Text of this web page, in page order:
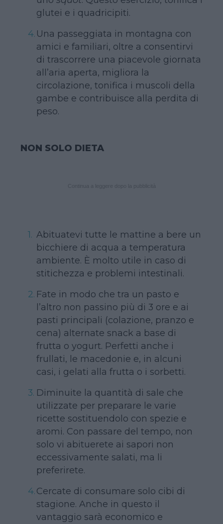
glutei e i quadricipiti.
Una passeggiata in montagna con
amici e familiari, oltre a consentirvi
di trascorrere una piacevole giornata
all’aria aperta, migliora la
circolazione, tonifica i muscoli della
gambe e contribuisce alla perdita di
peso.
NON SOLO DIETA
Abituatevi tutte le mattine a bere un
bicchiere di acqua a temperatura
ambiente. È molto utile in caso di
stitichezza e problemi intestinali.
Fate in modo che tra un pasto e
l’altro non passino più di 3 ore e ai
pasti principali (colazione, pranzo e
cena) alternate snack a base di
frutta o yogurt. Perfetti anche i
frullati, le macedonie e, in alcuni
casi, i gelati alla frutta o i sorbetti.
Diminuite la quantità di sale che
utilizzate per preparare le varie
ricette sostituendolo con spezie e
aromi. Con passare del tempo, non
solo vi abituerete ai sapori non
eccessivamente salati, ma li
preferirete.
Cercate di consumare solo cibi di
stagione. Anche in questo il
vantaggio sarà economico e